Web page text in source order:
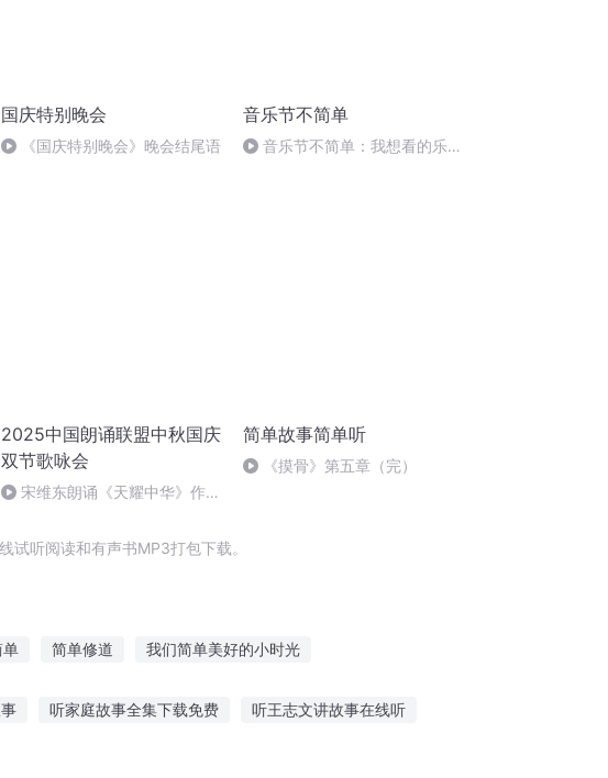
国庆特别晚会
《国庆特别晚会》晚会结尾语
音乐节不简单
音乐节不简单：我想看的乐队
2025中国朗诵联盟中秋国庆
双节歌咏会
宋维东朗诵《天耀中华》作
简单故事简单听
《摸骨》第五章（完）
听阅读和有声书MP3打包下载。
单 简单修道 我们简单美好的小时光
听家庭故事全集下载免费 听王志文讲故事在线听